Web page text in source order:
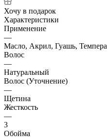
Хочу в подарок
Характеристики
Применение
—
Масло, Акрил, Гуашь, Темпера
Волос
—
Натуральный
Волос (Уточнение)
—
Щетина
Жесткость
—
3
Обойма